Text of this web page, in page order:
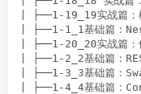
| ├──1-19_19实战篇
| ├──1-1_1基础篇：
| ├──1-20_20实战篇：
| ├──1-2_2基础篇：
| ├──1-3_3基础篇：
| ├──1-4_4基础篇：